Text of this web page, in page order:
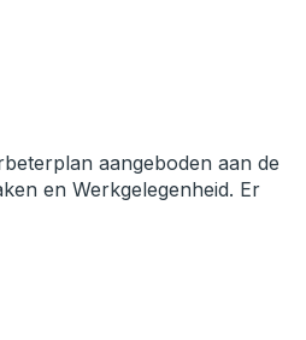
aangeboden aan de
en Werkgelegenheid. Er